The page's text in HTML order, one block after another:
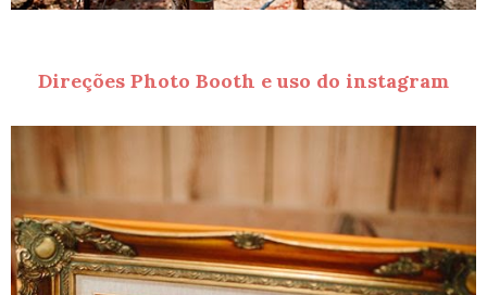
Direções Photo Booth e uso do instagram